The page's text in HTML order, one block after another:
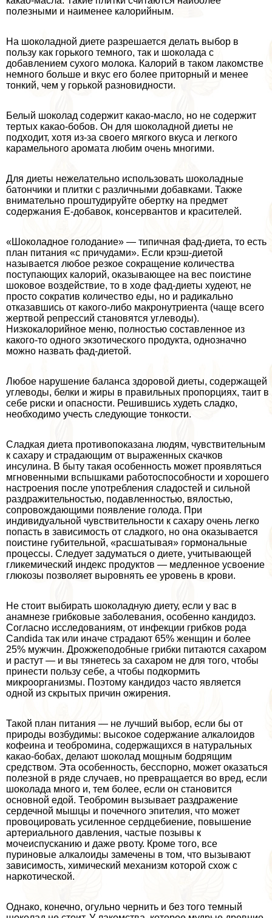
полезными и наименее калорийным.
На шоколадной диете разрешается делать выбор в
пользу как горького темного, так и шоколада с
добавлением сухого молока. Калорий в таком лакомстве
немного больше и вкус его более приторный и менее
тонкий, чем у горькой разновидности.
Белый шоколад содержит какао-масло, но не содержит
тертых какао-бобов. Он для шоколадной диеты не
подходит, хотя из-за своего мягкого вкуса и легкого
карамельного аромата любим очень многими.
Для диеты нежелательно использовать шоколадные
батончики и плитки с различными добавками. Также
внимательно проштудируйте обертку на предмет
содержания Е-добавок, консервантов и красителей.
«Шоколадное голодание» — типичная фад-диета, то есть
план питания «с причудами». Если крэш-диетой
называется любое резкое сокращение количества
поступающих калорий, оказывающее на вес поистине
шоковое воздействие, то в ходе фад-диеты худеют, не
просто сократив количество еды, но и радикально
отказавшись от какого-либо макронутриента (чаще всего
жертвой репрессий становятся углеводы).
Низкокалорийное меню, полностью составленное из
какого-то одного экзотического продукта, однозначно
можно назвать фад-диетой.
Любое нарушение баланса здоровой диеты, содержащей
углеводы, белки и жиры в правильных пропорциях, таит в
себе риски и опасности. Решившись худеть сладко,
необходимо учесть следующие тонкости.
Сладкая диета противопоказана людям, чувствительным
к сахару и страдающим от выраженных скачков
инсулина. В быту такая особенность может проявляться
мгновенными вспышками работоспособности и хорошего
настроения после употрeбления сладостей и сильной
раздражительностью, подавленностью, вялостью,
сопровождающими появление голода. При
индивидуальной чувствительности к сахару очень легко
попасть в зависимость от сладкого, но она оказывается
поистине губительной, «расшатывая» гормональные
процессы. Следует задуматься о диете, учитывающей
гликемический индекс продуктов — медленное усвоение
глюкозы позволяет выровнять ее уровень в крови.
Не стоит выбирать шоколадную диету, если у вас в
анамнезе грибковые заболевания, особенно кандидоз.
Согласно исследованиям, от инфекции грибков рода
Candida так или иначе страдают 65% женщин и более
25% мужчин. Дрожжеподобные грибки питаются сахаром
и растут — и вы тянетесь за сахаром не для того, чтобы
принести пользу себе, а чтобы подкормить
микроорганизмы. Поэтому кандидоз часто является
одной из скрытых причин ожирения.
Такой план питания — не лучший выбор, если бы от
природы возбудимы: высокое содержание алкалоидов
кофеина и теобромина, содержащихся в натуральных
какао-бобах, делают шоколад мощным бодрящим
средством. Эта особенность, бесспopно, может оказаться
полезной в ряде случаев, но превращается во вред, если
шоколада много и, тем более, если он становится
основной едой. Теобромин вызывает раздражение
сердечной мышцы и почечного эпителия, что может
провоцировать усиленное сердцебиение, повышение
артериального давления, частые позывы к
мочеиспусканию и даже рвоту. Кроме того, все
пуриновые алкалоиды замечены в том, что вызывают
зависимость, химический механизм которой схож с
наркотической.
Однако, конечно, огульно чернить и без того темный